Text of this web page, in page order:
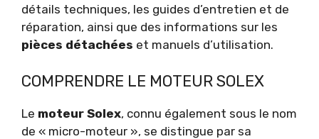
détails techniques, les guides d’entretien et de
réparation, ainsi que des informations sur les
pièces détachées et manuels d’utilisation.
COMPRENDRE LE MOTEUR SOLEX
Le moteur Solex, connu également sous le nom
de « micro-moteur », se distingue par sa